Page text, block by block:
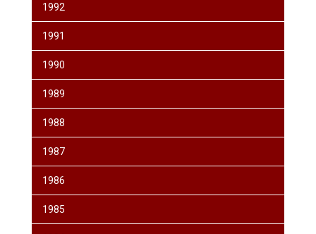
1992
1991
1990
1989
1988
1987
1986
1985